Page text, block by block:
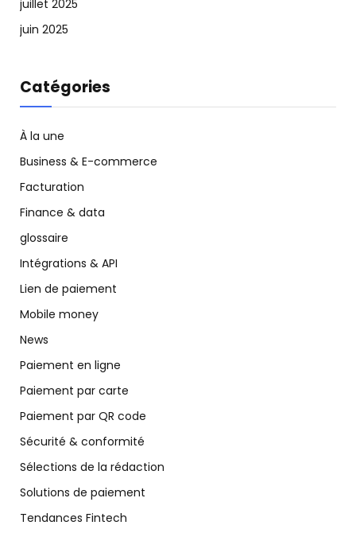
juillet 2025
juin 2025
Catégories
À la une
Business & E-commerce
Facturation
Finance & data
glossaire
Intégrations & API
Lien de paiement
Mobile money
News
Paiement en ligne
Paiement par carte
Paiement par QR code
Sécurité & conformité
Sélections de la rédaction
Solutions de paiement
Tendances Fintech